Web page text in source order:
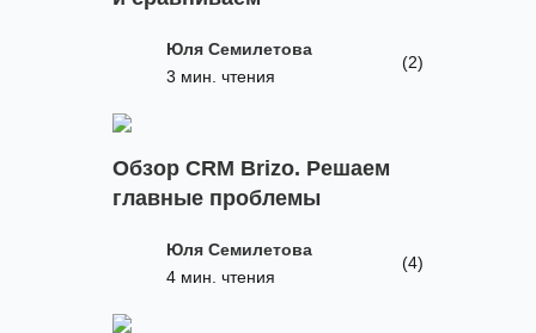
Юля Семилетова
3 мин. чтения
(2)
Обзор CRM Brizo. Решаем
главные проблемы
Юля Семилетова
4 мин. чтения
(4)